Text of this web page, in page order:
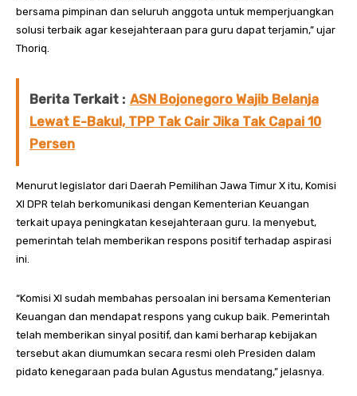
bersama pimpinan dan seluruh anggota untuk memperjuangkan
solusi terbaik agar kesejahteraan para guru dapat terjamin,” ujar
Thoriq.
Berita Terkait : ASN Bojonegoro Wajib Belanja
Lewat E-Bakul, TPP Tak Cair Jika Tak Capai 10
Persen
Menurut legislator dari Daerah Pemilihan Jawa Timur X itu, Komisi
XI DPR telah berkomunikasi dengan Kementerian Keuangan
terkait upaya peningkatan kesejahteraan guru. Ia menyebut,
pemerintah telah memberikan respons positif terhadap aspirasi
ini.
“Komisi XI sudah membahas persoalan ini bersama Kementerian
Keuangan dan mendapat respons yang cukup baik. Pemerintah
telah memberikan sinyal positif, dan kami berharap kebijakan
tersebut akan diumumkan secara resmi oleh Presiden dalam
pidato kenegaraan pada bulan Agustus mendatang,” jelasnya.